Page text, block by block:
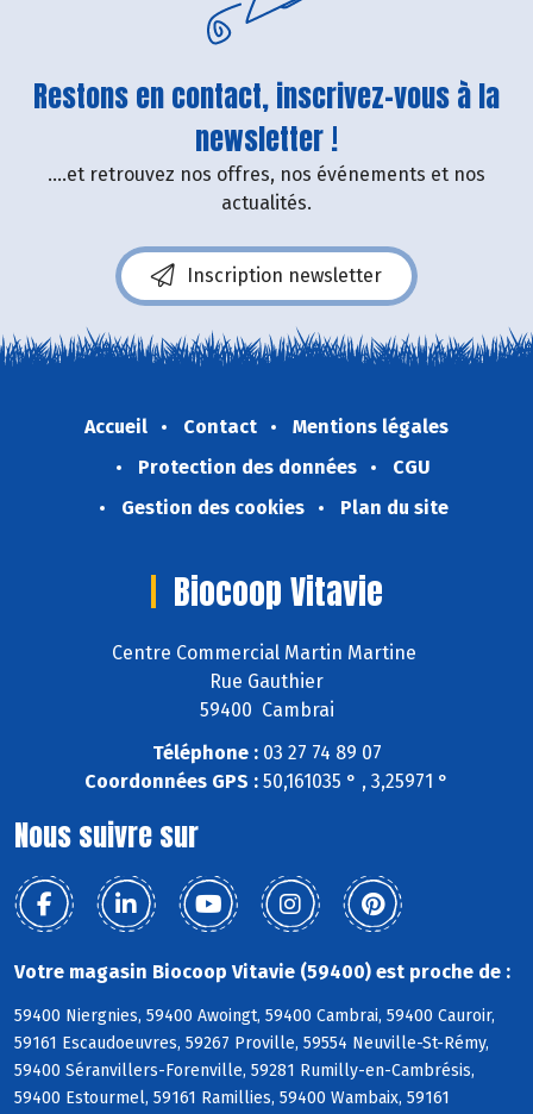
Restons en contact, inscrivez-vous à la
newsletter !
....et retrouvez nos offres, nos événements et nos
actualités.
Inscription newsletter
Accueil Contact
Mentions légales
Protection des données
CGU
Gestion des cookies
Plan du site
Biocoop Vitavie
Centre Commercial Martin Martine
Rue Gauthier
59400 Cambrai
Téléphone :03 27 74 89 07
Coordonnées GPS : 50,161035 ° , 3,25971 °
Nous suivre sur
Votre magasin Biocoop Vitavie (59400) est proche de :
59400 Niergnies, 59400 Awoingt, 59400 Cambrai, 59400 Cauroir,
59161 Escaudoeuvres, 59267 Proville, 59554 Neuville-St-Rémy,
59400 Séranvillers-Forenville, 59281 Rumilly-en-Cambrésis,
59400 Estourmel, 59161 Ramillies, 59400 Wambaix, 59161